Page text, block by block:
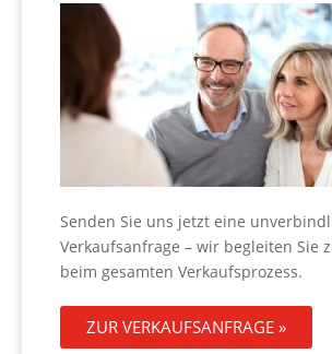
Senden Sie uns jetzt eine
Verkaufsanfrage – wir begleiten Sie
beim gesamten Verkaufsprozess.
ZUR VERKAUFSANFRAGE »